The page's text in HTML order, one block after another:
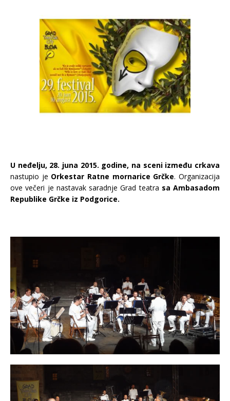
U neđelju, 28. juna 2015. godine, na sceni između crkava
nastupio je Orkestar Ratne mornarice Grčke. Organizacija
ove večeri je nastavak saradnje Grad teatra sa Ambasadom
Republike Grčke iz Podgorice.